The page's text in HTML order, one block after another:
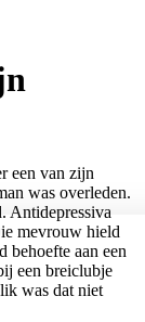
een van zijn
was overleden.
Antidepressiva
mevrouw hield
behoefte aan een
een breiclubje
was dat niet